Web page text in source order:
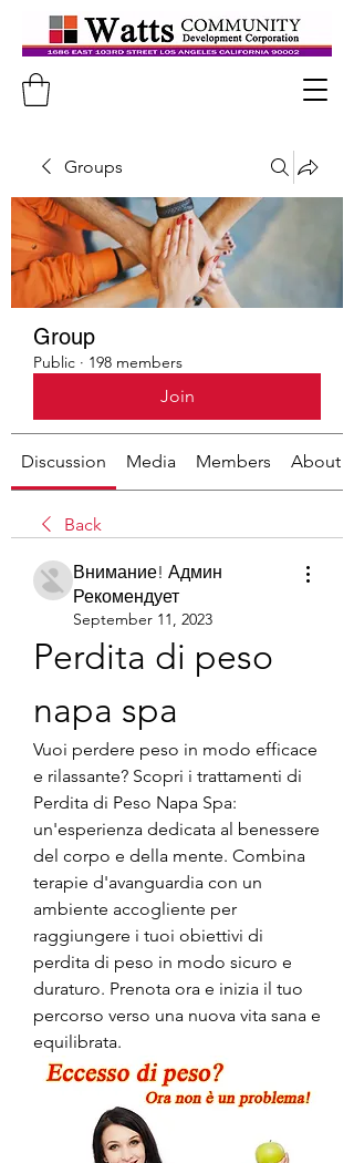
Groups
Group
Public · 198 members
Join
Discussion Media Members About
Back
Внимание! Админ
Рекомендует
September 11, 2023
Perdita di peso
napa spa
Vuoi perdere peso in modo efficace
e rilassante? Scopri i trattamenti di
Perdita di Peso Napa Spa:
un'esperienza dedicata al benessere
del corpo e della mente. Combina
terapie d'avanguardia con un
ambiente accogliente per
raggiungere i tuoi obiettivi di
perdita di peso in modo sicuro e
duraturo. Prenota ora e inizia il tuo
percorso verso una nuova vita sana e
equilibrata.